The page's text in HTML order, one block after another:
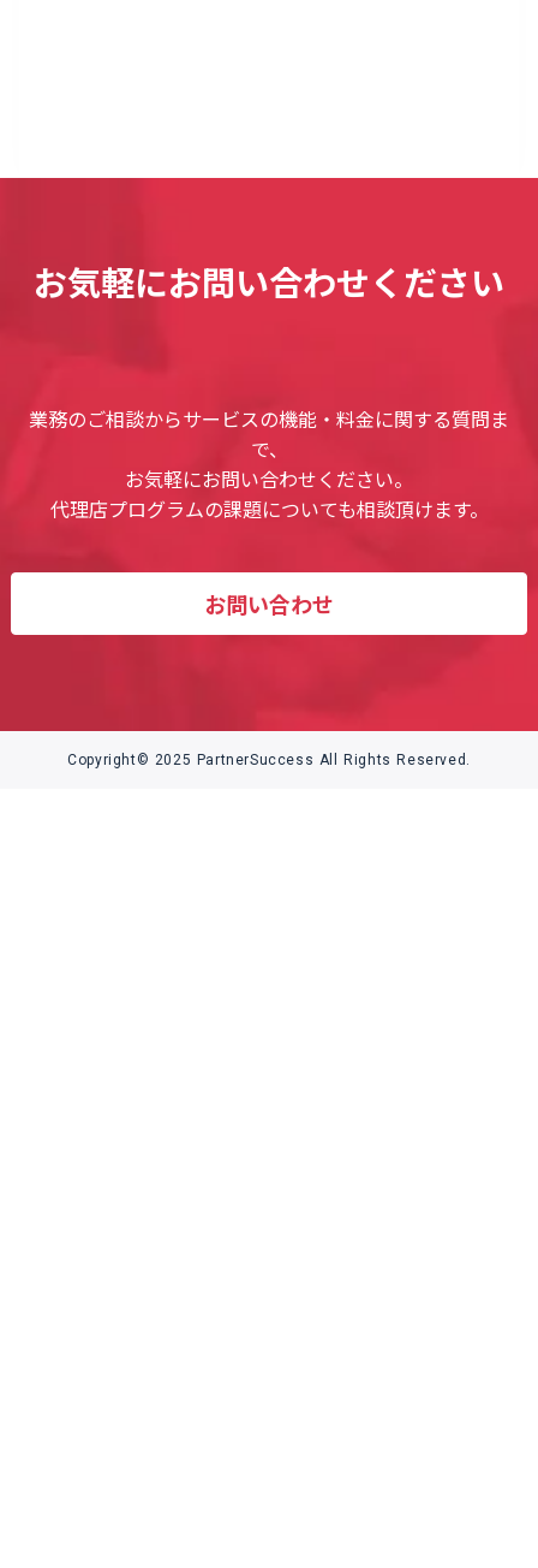
お気軽にお問い合わせください
業務のご相談からサービスの機能・料金に関する質問ま
で、
お気軽にお問い合わせください。
代理店プログラムの課題についても相談頂けます。
お問い合わせ
Copyright© 2025 PartnerSuccess All Rights Reserved.